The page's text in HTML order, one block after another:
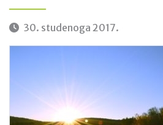
30. studenoga 2017.